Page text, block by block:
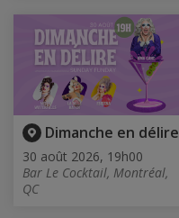
Dimanche en délire
30 août 2026, 19h00
Bar Le Cocktail, Montréal,
QC